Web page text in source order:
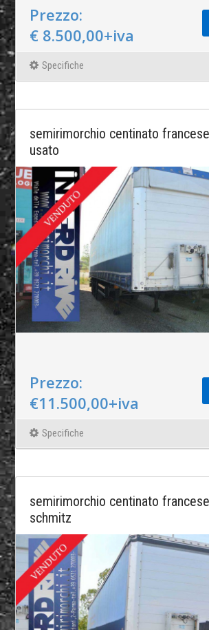
Prezzo:
€ 8.500,00+iva
Specifiche
semirimorchio centinato
usato
Prezzo:
€11.500,00+iva
Specifiche
semirimorchio centinato
schmitz